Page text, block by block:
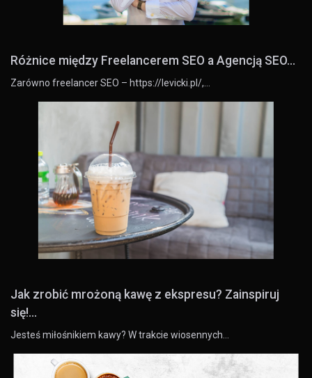
Różnice między Freelancerem SEO a Agencją SEO...
Zarówno freelancer SEO – https://levicki.pl/,…
Jak zrobić mrożoną kawę z ekspresu? Zainspiruj
się!...
Jesteś miłośnikiem kawy? W trakcie wiosennych…